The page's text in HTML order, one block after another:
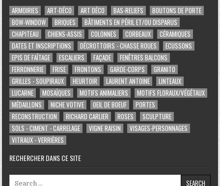
ARMOIRIES ART-DÉCO ART DÉCO BAS-RELIEFS
BOUTONS DE PORTE
BOW-WINDOW
BRIQUES
BÂTIMENTS EN PÉRIL ET/OU DISPARUS
CHAPITEAU
CHIENS-ASSIS COLONNES CORBEAUX
CÉRAMIQUES
DATES ET INSCRIPTIONS
DÉCROTTOIRS - CHASSE ROUES
ECUSSONS
EPIS DE FAÎTAGE
ESCALIERS FAÇADE
FENÊTRES BALCONS
FERRONNERIE
FRISE FRONTONS GARDE-CORPS
GRANITO
GRILLES - SOUPIRAUX
HEURTOIR LAURENT ANTOINE
LINTEAUX
LUCARNE
MOSAÏQUES MOTIFS ANIMALIERS
MOTIFS FLORAUX/VÉGÉTAUX
MÉDAILLONS
NICHE VOTIVE OEIL DE BOEUF
PORTES
RECONSTRUCTION
RICHARD CARLIER ROSES
SCULPTURE
SOLS - CIMENT - CARRELAGE
VIGNE RAISIN
VISAGES-PERSONNAGES
VITRAUX - VERRIÈRES
RECHERCHER DANS CE SITE